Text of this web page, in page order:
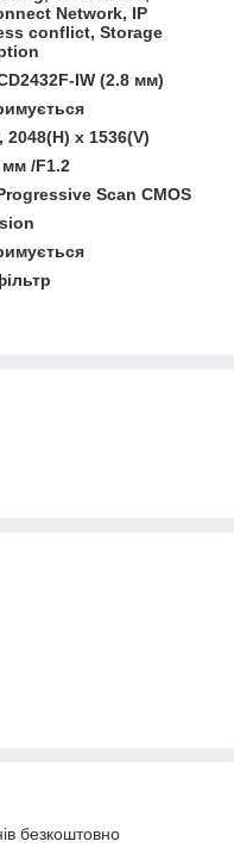
Network, IP
conflict, Storage
IW (2.8 мм)
х 1536(V)
мм /F1.2
Scan CMOS
безкоштовно